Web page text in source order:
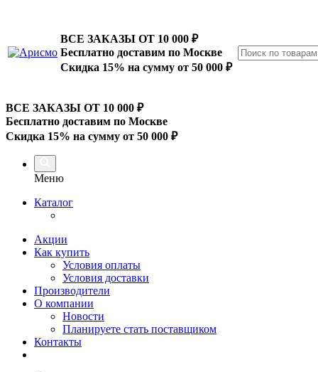
ВСЕ ЗАКАЗЫ ОТ 10 000 ₽
Бесплатно доставим по Москве
Скидка 15% на сумму от 50 000 ₽
ВСЕ ЗАКАЗЫ ОТ 10 000 ₽
Бесплатно доставим по Москве
Скидка 15% на сумму от 50 000 ₽
Меню
Каталог
Акции
Как купить
Условия оплаты
Условия доставки
Производители
О компании
Новости
Планируете стать поставщиком
Контакты